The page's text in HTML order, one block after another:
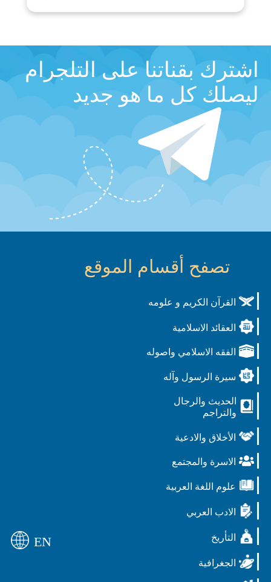
اشترك بقناتنا على التلجرام
ليصلك كل ما هو جديد
تصفح أقسام الموقع
القرآن الكريم و علومه
العقائد الاسلامية
الفقه الاسلامي واصوله
سيرة الرسول وآله
الحديث والرجال
والتراجم
الأخلاق والادعية
الاسرة والمجتمع
علوم اللغة العربية
الادب العربي
التأريخ
الجغرافية
EN